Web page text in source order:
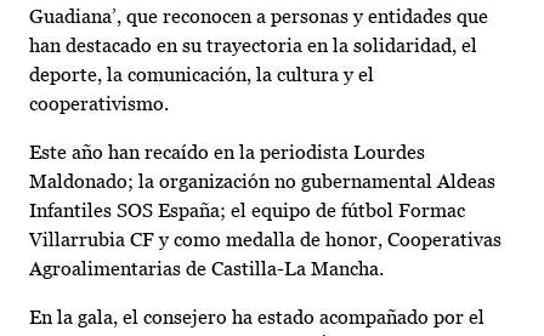
Guadiana’, que reconocen a personas y entidades que
han destacado en su trayectoria en la solidaridad, el
deporte, la comunicación, la cultura y el
cooperativismo.
Este año han recaído en la periodista Lourdes
Maldonado; la organización no gubernamental Aldeas
Infantiles SOS España; el equipo de fútbol Formac
Villarrubia CF y como medalla de honor, Cooperativas
Agroalimentarias de Castilla-La Mancha.
En la gala, el consejero ha estado acompañado por el